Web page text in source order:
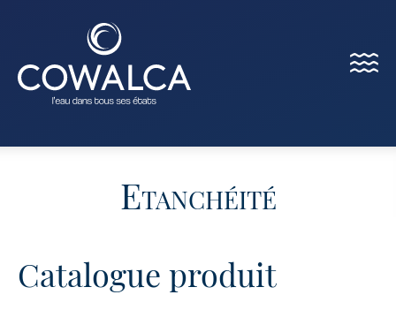
Menu
Etanchéité
Catalogue produit